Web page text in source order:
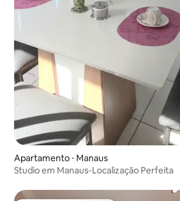
Apartamento ⋅ Manaus
Studio em Manaus-Localização Perfeita